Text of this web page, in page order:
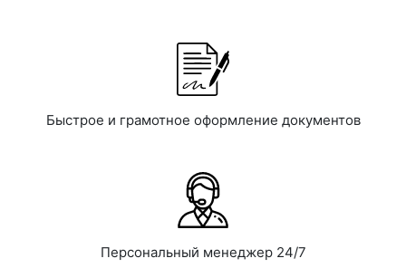
Быстрое и грамотное оформление документов
Персональный менеджер 24/7